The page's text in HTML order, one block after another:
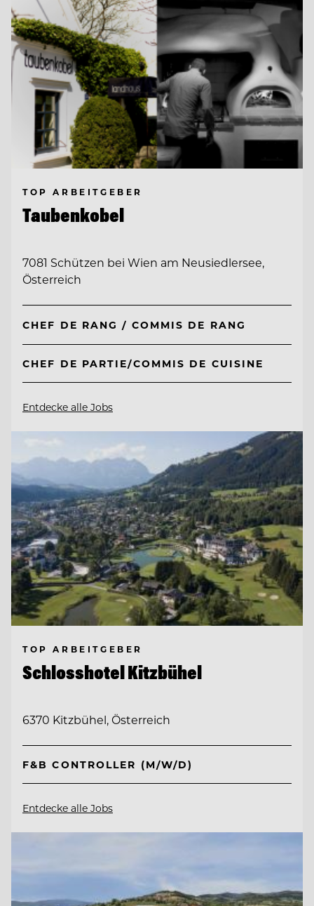
TOP ARBEITGEBER
Taubenkobel
7081 Schützen bei Wien am Neusiedlersee,
Österreich
CHEF DE RANG / COMMIS DE RANG
CHEF DE PARTIE/COMMIS DE CUISINE
Entdecke alle Jobs
TOP ARBEITGEBER
Schlosshotel Kitzbühel
6370 Kitzbühel, Österreich
F&B CONTROLLER (M/W/D)
Entdecke alle Jobs